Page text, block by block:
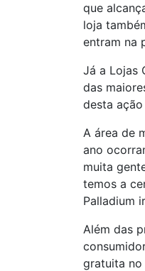
que
loja
entram na
Já a Lojas
das
desta
A área de
ano
muita
temos a
Palladium
Além das
gratuita no